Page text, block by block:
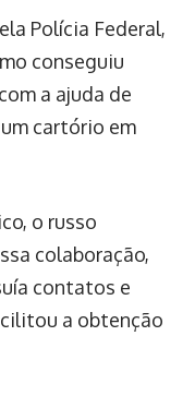
Polícia Federal,
conseguiu
a ajuda de
cartório em
o russo
colaboração,
contatos e
a obtenção